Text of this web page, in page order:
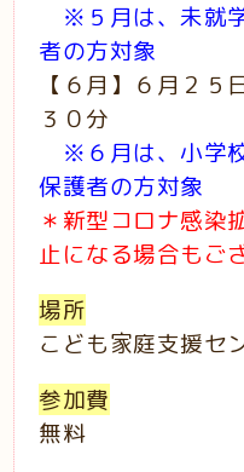
※５月は、未就
者の方対象
【６月】６月２５
３０分
※６月は、小学
保護者の方対象
＊新型コロナ感染
止になる場合もご
場所
こども家庭支援セ
参加費
無料